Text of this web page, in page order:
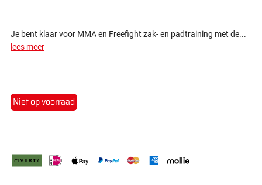
gallerij
gallerij
Je bent klaar voor MMA en Freefight zak- en padtraining met de...
lees meer
Niet op voorraad